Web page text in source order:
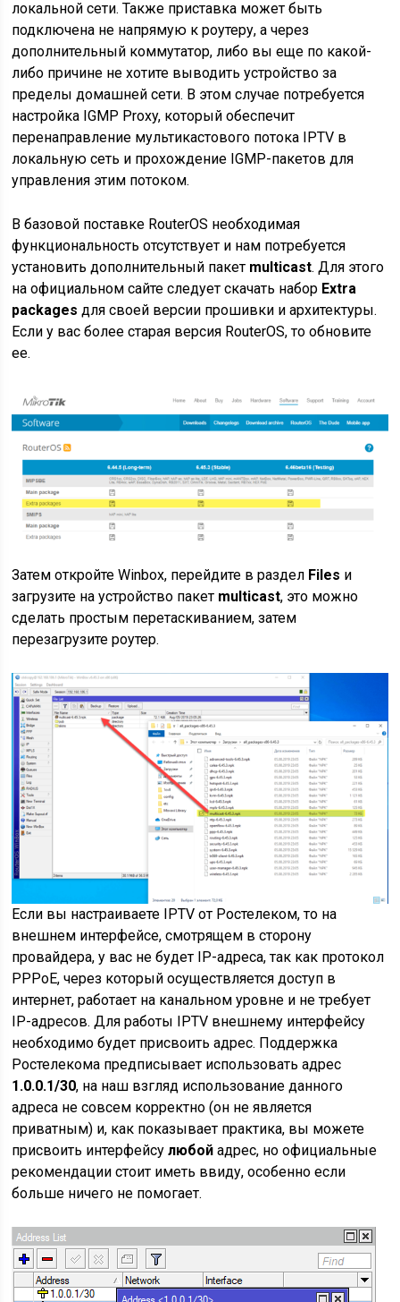
локальной сети. Также приставка может быть
подключена не напрямую к роутеру, а через
дополнительный коммутатор, либо вы еще по какой-
либо причине не хотите выводить устройство за
пределы домашней сети. В этом случае потребуется
настройка IGMP Proxy, который обеспечит
перенаправление мультикастового потока IPTV в
локальную сеть и прохождение IGMP-пакетов для
управления этим потоком.
В базовой поставке RouterOS необходимая
функциональность отсутствует и нам потребуется
установить дополнительный пакет multicast. Для этого
на официальном сайте следует скачать набор Extra
packages для своей версии прошивки и архитектуры.
Если у вас более старая версия RouterOS, то обновите
ее.
Затем откройте Winbox, перейдите в раздел Files и
загрузите на устройство пакет multicast, это можно
сделать простым перетаскиванием, затем
перезагрузите роутер.
Если вы настраиваете IPTV от Ростелеком, то на
внешнем интерфейсе, смотрящем в сторону
провайдера, у вас не будет IP-адреса, так как протокол
PPPoE, через который осуществляется доступ в
интернет, работает на канальном уровне и не требует
IP-адресов. Для работы IPTV внешнему интерфейсу
необходимо будет присвоить адрес. Поддержка
Ростелекома предписывает использовать адрес
1.0.0.1/30, на наш взгляд использование данного
адреса не совсем корректно (он не является
приватным) и, как показывает практика, вы можете
присвоить интерфейсулюбой адрес, но официальные
рекомендации стоит иметь ввиду, особенно если
больше ничего не помогает.